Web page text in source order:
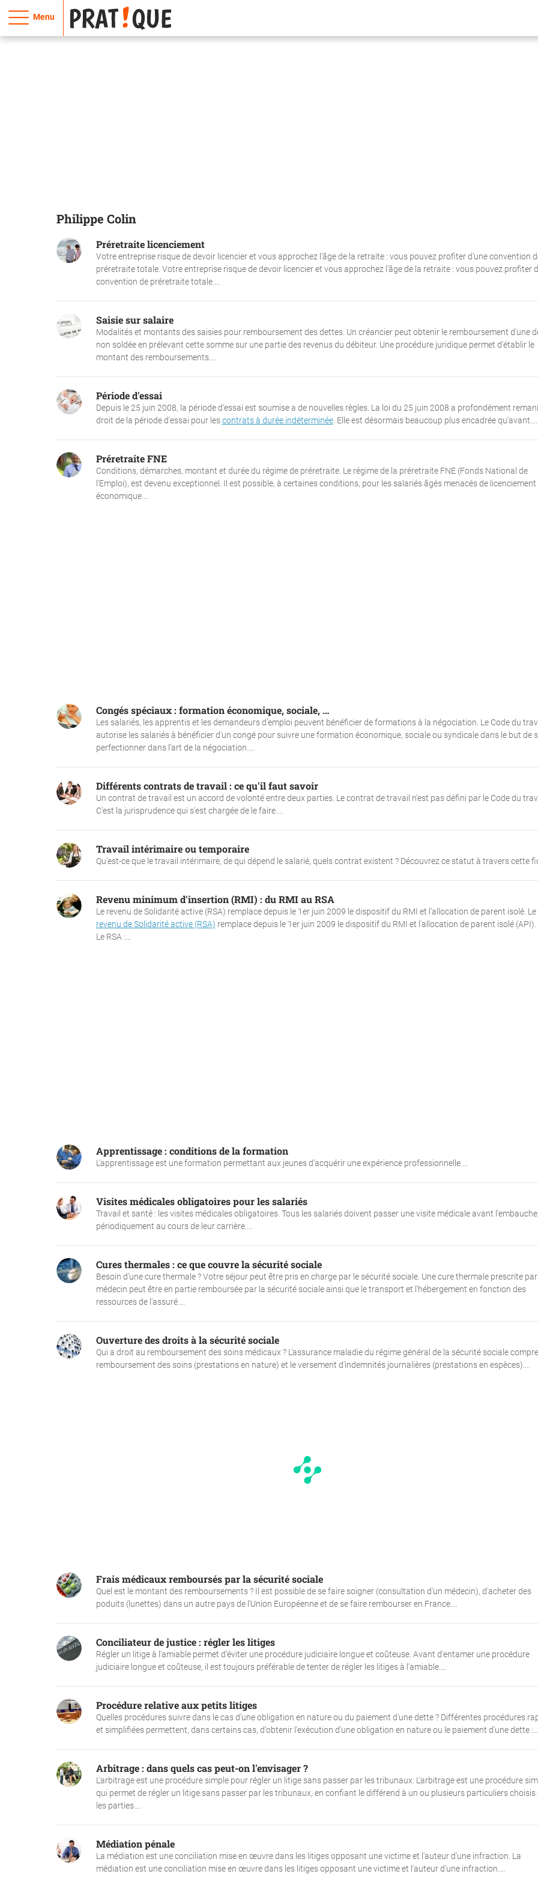
Menu
Philippe Colin
Préretraite licenciement
Votre entreprise risque de devoir licencier et vous approchez l'âge de la retraite : vous pouvez profiter d'une convention
préretraite totale. Votre entreprise risque de devoir licencier et vous approchez l'âge de la retraite : vous pouvez profiter
convention de préretraite totale....
Saisie sur salaire
Modalités et montants des saisies pour remboursement des dettes. Un créancier peut obtenir le remboursement d'une
non soldée en prélevant cette somme sur une partie des revenus du débiteur. Une procédure juridique permet d'établir le
montant des remboursements....
Période d'essai
Depuis le 25 juin 2008, la période d’essai est soumise a de nouvelles règles. La loi du 25 juin 2008 a profondément
droit de la période d'essai pour lescontrats à durée indéterminée. Elle est désormais beaucoup plus encadrée qu'avant....
Préretraite FNE
Conditions, démarches, montant et durée du régime de préretraite. Le régime de la préretraite FNE (Fonds National de
l'Emploi), est devenu exceptionnel. Il est possible, à certaines conditions, pour les salariés âgés menacés de licenciement
économique....
Congés spéciaux : formation économique, sociale, …
Les salariés, les apprentis et les demandeurs d’emploi peuvent bénéficier de formations à la négociation. Le Code du
autorise les salariés à bénéficier d'un congé pour suivre une formation économique, sociale ou syndicale dans le but de
perfectionner dans l'art de la négociation....
Différents contrats de travail : ce qu'il faut savoir
Un contrat de travail est un accord de volonté entre deux parties. Le contrat de travail n'est pas défini par le Code du
C'est la jurisprudence qui s'est chargée de le faire....
Travail intérimaire ou temporaire
Qu'est-ce que le travail intérimaire, de qui dépend le salarié, quels contrat existent ? Découvrez ce statut à travers cette
Revenu minimum d'insertion (RMI) : du RMI au RSA
Le revenu de Solidarité active (RSA) remplace depuis le 1er juin 2009 le dispositif du RMI et l'allocation de parent isolé. Le
revenu de Solidarité active (RSA) remplace depuis le 1er juin 2009 le dispositif du RMI et l'allocation de parent isolé (API).
Le RSA :...
Apprentissage : conditions de la formation
L’apprentissage est une formation permettant aux jeunes d’acquérir une expérience professionnelle....
Visites médicales obligatoires pour les salariés
Travail et santé : les visites médicales obligatoires. Tous les salariés doivent passer une visite médicale avant
périodiquement au cours de leur carrière....
Cures thermales : ce que couvre la sécurité sociale
Besoin d’une cure thermale ? Votre séjour peut être pris en charge par le sécurité sociale. Une cure thermale prescrite
médecin peut être en partie remboursée par la sécurité sociale ainsi que le transport et l'hébergement en fonction des
ressources de l'assuré....
Ouverture des droits à la sécurité sociale
Qui a droit au remboursement des soins médicaux ? L'assurance maladie du régime général de la sécurité sociale
remboursement des soins (prestations en nature) et le versement d'indemnités journalières (prestations en espèces)....
Frais médicaux remboursés par la sécurité sociale
Quel est le montant des remboursements ? Il est possible de se faire soigner (consultation d'un médecin), d'acheter des
poduits (lunettes) dans un autre pays de l'Union Européenne et de se faire rembourser en France....
Conciliateur de justice : régler les litiges
Régler un litige à l’amiable permet d’éviter une procédure judiciaire longue et coûteuse. Avant d'entamer une procédure
judiciaire longue et coûteuse, il est toujours préférable de tenter de régler les litiges à l'amiable....
Procédure relative aux petits litiges
Quelles procédures suivre dans le cas d’une obligation en nature ou du paiement d'une dette ? Différentes procédures
et simplifiées permettent, dans certains cas, d'obtenir l'exécution d'une obligation en nature ou le paiement d'une dette :...
Arbitrage : dans quels cas peut-on l'envisager ?
L'arbitrage est une procédure simple pour régler un litige sans passer par les tribunaux. L'arbitrage est une procédure
qui permet de régler un litige sans passer par les tribunaux, en confiant le différend à un ou plusieurs particuliers choisis
les parties....
Médiation pénale
La médiation est une conciliation mise en œuvre dans les litiges opposant une victime et l'auteur d'une infraction. La
médiation est une conciliation mise en œuvre dans les litiges opposant une victime et l'auteur d'une infraction....